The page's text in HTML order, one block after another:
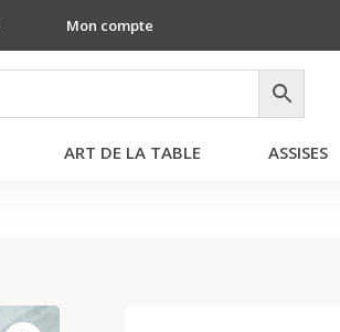
Mon compte
ART DE LA TABLE ASSISES